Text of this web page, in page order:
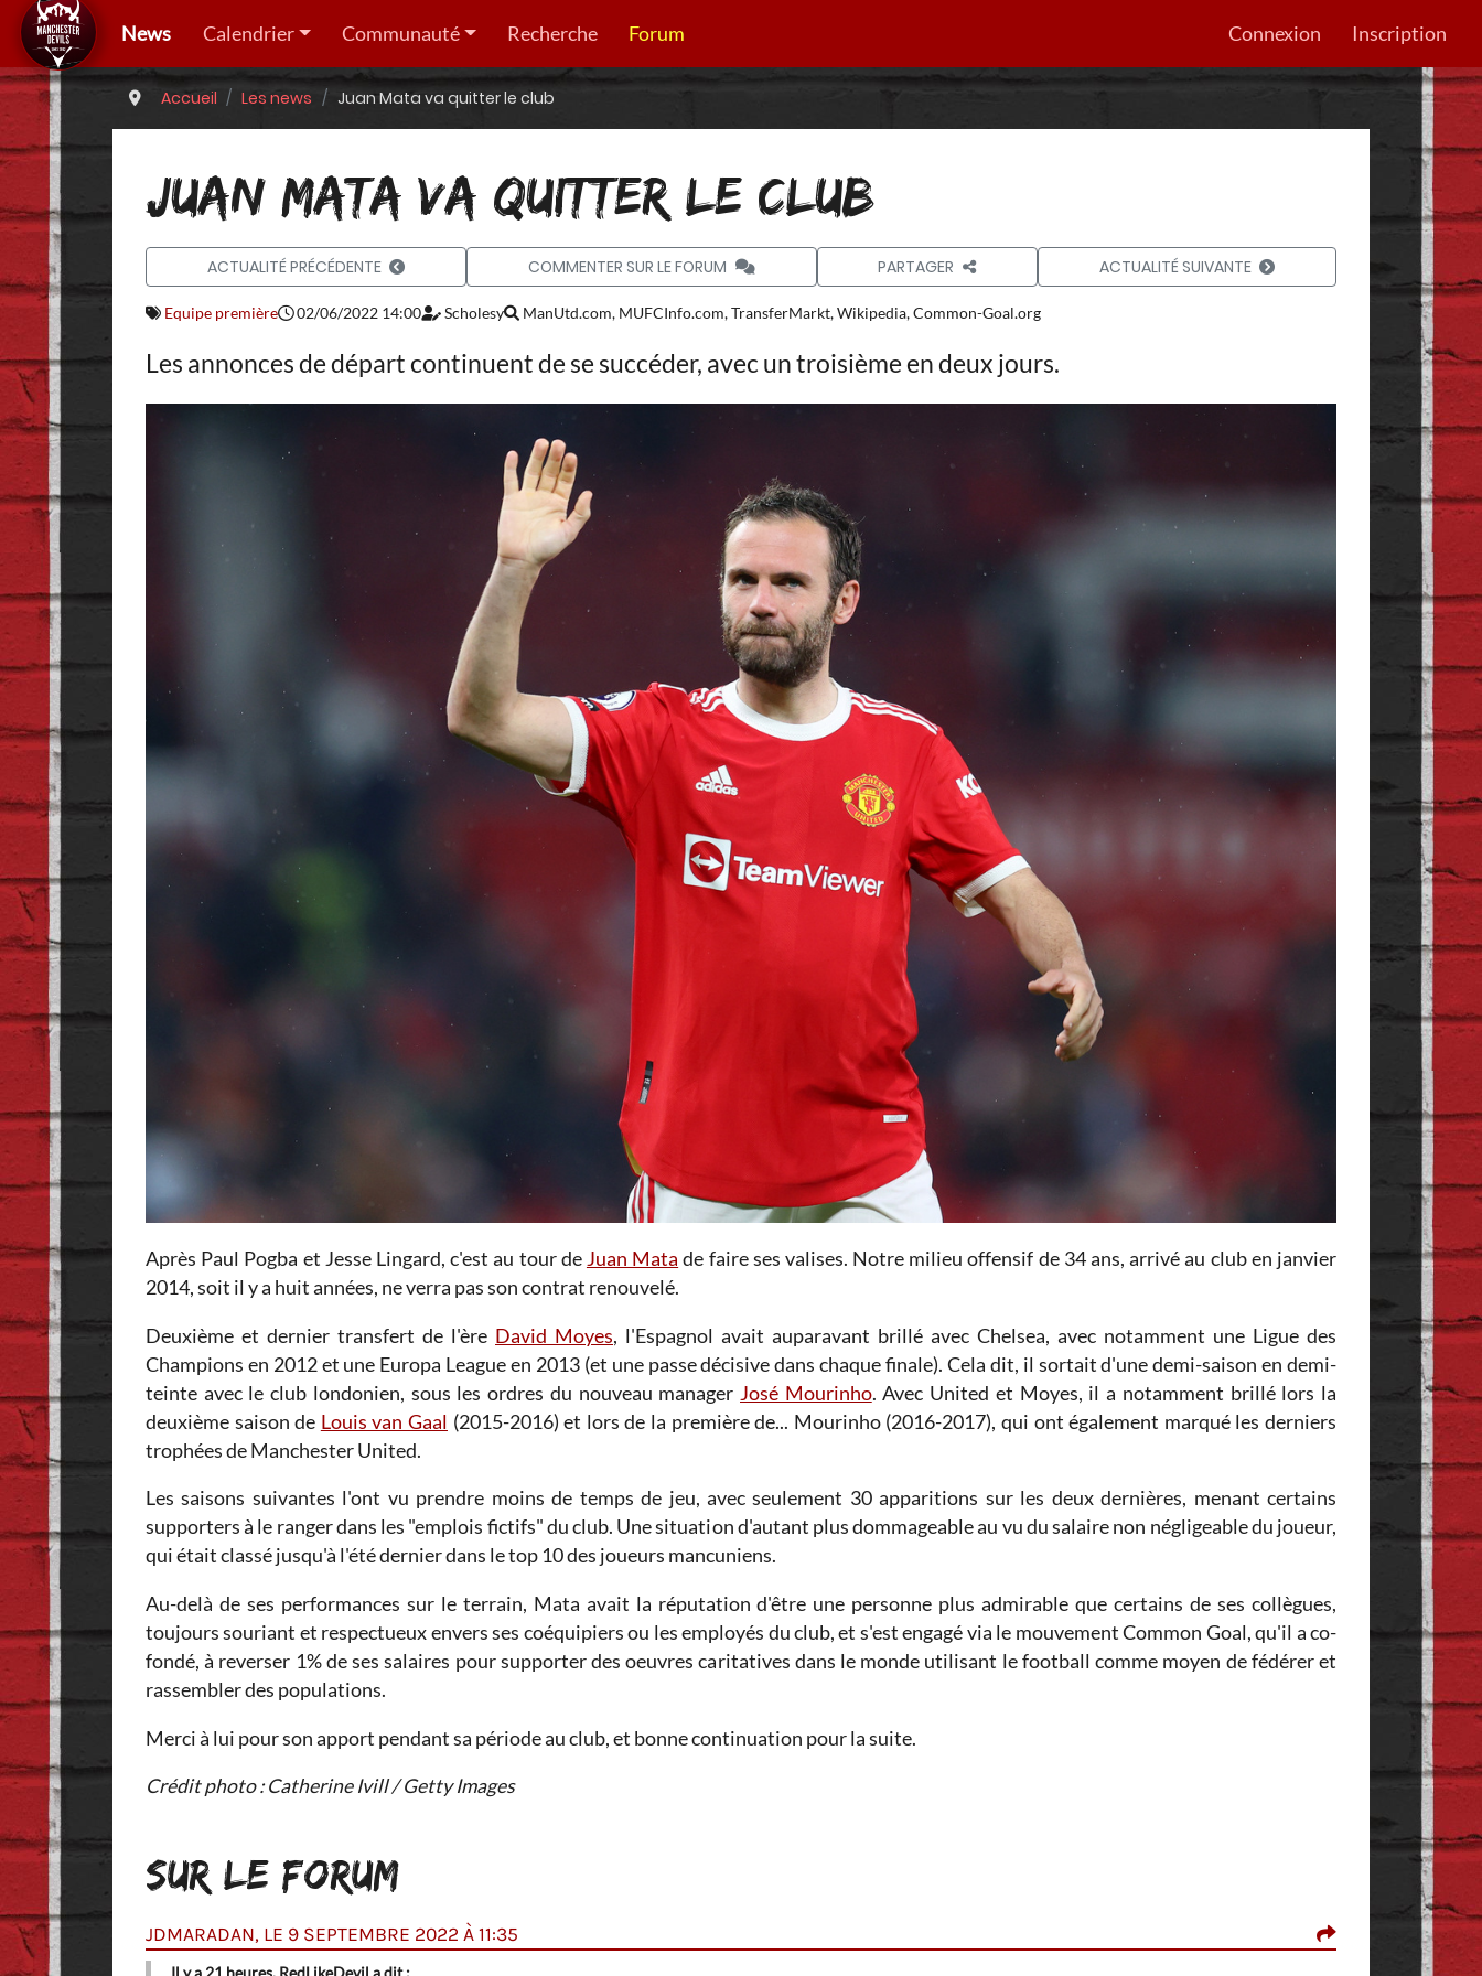
News Calendrier Communauté Recherche Forum Connexion Inscription
Accueil Les news Juan Mata va quitter le club
JUAN MATA VA QUITTER LE CLUB
ACTUALITÉ PRÉCÉDENTE COMMENTER SUR LE FORUM PARTAGER ACTUALITÉ SUIVANTE
Equipe première 02/06/2022 14:00 Scholesy ManUtd.com, MUFCInfo.com, TransferMarkt, Wikipedia, Common-Goal.org
Les annonces de départ continuent de se succéder, avec un troisième en deux jours.
Après Paul Pogba et Jesse Lingard, c'est au tour deJuan Mata de faire ses valises. Notre milieu offensif de 34 ans, arrivé au club en janvier
2014, soit il y a huit années, ne verra pas son contrat renouvelé.
Deuxième et dernier transfert de l'ère David Moyes, l'Espagnol avait auparavant brillé avec Chelsea, avec notamment une Ligue des
Champions en 2012 et une Europa League en 2013 (et une passe décisive dans chaque finale). Cela dit, il sortait d'une demi-saison en demi-
teinte avec le club londonien, sous les ordres du nouveau manager José Mourinho. Avec United et Moyes, il a notamment brillé lors la
deuxième saison de Louis van Gaal (2015-2016) et lors de la première de... Mourinho (2016-2017), qui ont également marqué les derniers
trophées de Manchester United.
Les saisons suivantes l'ont vu prendre moins de temps de jeu, avec seulement 30 apparitions sur les deux dernières, menant certains
supporters à le ranger dans les "emplois fictifs" du club. Une situation d'autant plus dommageable au vu du salaire non négligeable du joueur,
qui était classé jusqu'à l'été dernier dans le top 10 des joueurs mancuniens.
Au-delà de ses performances sur le terrain, Mata avait la réputation d'être une personne plus admirable que certains de ses collègues,
toujours souriant et respectueux envers ses coéquipiers ou les employés du club, et s'est engagé via le mouvement Common Goal, qu'il a co-
fondé, à reverser 1% de ses salaires pour supporter des oeuvres caritatives dans le monde utilisant le football comme moyen de fédérer et
rassembler des populations.
Merci à lui pour son apport pendant sa période au club, et bonne continuation pour la suite.
Crédit photo : Catherine Ivill / Getty Images
SUR LE FORUM
JDMARADAN, LE 9 SEPTEMBRE 2022 À 11:35
Il y a 21 heures, RedLikeDevil a dit :
REDLIKEDEVIL,